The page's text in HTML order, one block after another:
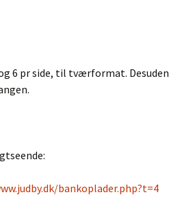
6 pr side, til tværformat. Desuden
bankoplader.php?t=4